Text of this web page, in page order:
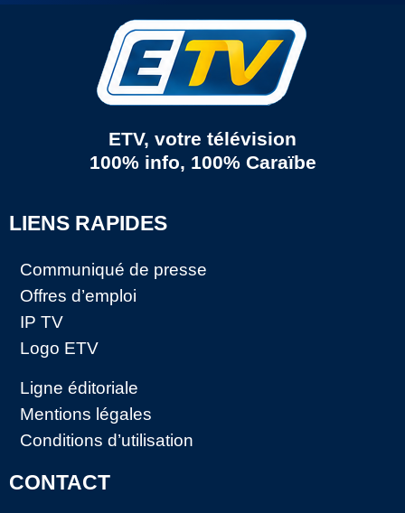
ETV, votre télévision
100% info, 100% Caraïbe
LIENS RAPIDES
Communiqué de presse
Offres d’emploi
IP TV
Logo ETV
Ligne éditoriale
Mentions légales
Conditions d’utilisation
CONTACT